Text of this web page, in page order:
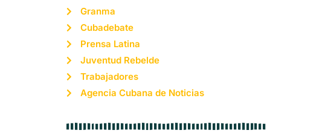
Granma
Cubadebate
Prensa Latina
Juventud Rebelde
Trabajadores
Agencia Cubana de Noticias